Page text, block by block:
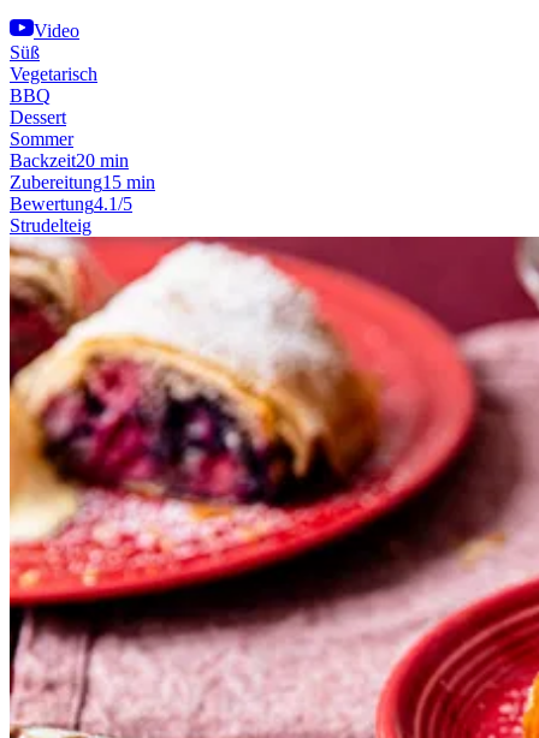
Video
Süß
Vegetarisch
BBQ
Dessert
Sommer
Backzeit20 min
Zubereitung15 min
Bewertung4.1/5
Strudelteig